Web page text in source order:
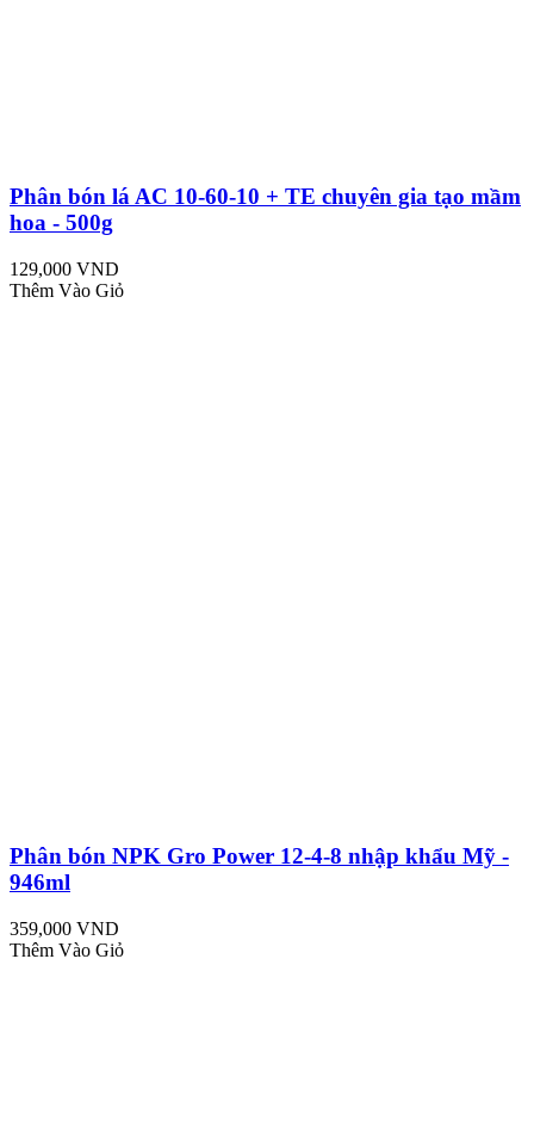
Phân bón lá AC 10-60-10 + TE chuyên gia tạo mầm
hoa - 500g
129,000 VND
Thêm Vào Giỏ
Phân bón NPK Gro Power 12-4-8 nhập khẩu Mỹ -
946ml
359,000 VND
Thêm Vào Giỏ